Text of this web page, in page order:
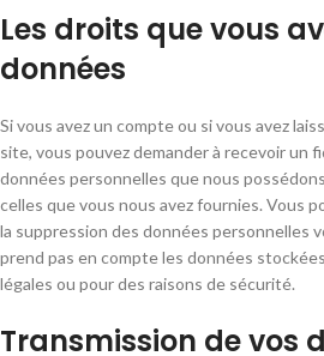
Les droits que vous
données
Si vous avez un compte ou si vous avez
site, vous pouvez demander à recevoir un
données personnelles que nous
celles que vous nous avez fournies. Vous
la suppression des données personnelles
prend pas en compte les données
légales ou pour des raisons de sécurité.
Transmission de vos